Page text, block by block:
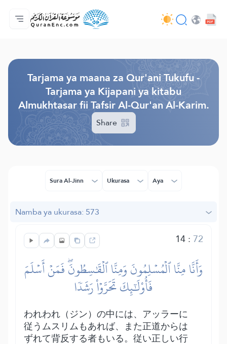
Nyumbani
Faharasa ya tarjama zote
Audio
Huduma za watengenezaji programu - API
Kuhusu Mradi huu
Wasiliana nasi
Lugha
Tarjama ya maana za Qur'ani Tukufu -
Tarjama ya Kijapani ya kitabu
Almukhtasar fii Tafsir Al-Qur'an Al-Karim.
Share
Sura Al-Jinn Ukurasa Aya
Namba ya ukurasa: 573
14: 72
وَأَنَّا مِنَّا ٱلۡمُسۡلِمُونَ وَمِنَّا ٱلۡقَٰسِطُونَۖ فَمَنۡ أَسۡلَمَ
فَأُوْلَٰٓئِكَ تَحَرَّوۡاْ رَشَدٗا
われわれ（ジン）の中には、アッラーに
従うムスリムもあれば、また正道からは
ずれて背反する者もいる。従い正しい行